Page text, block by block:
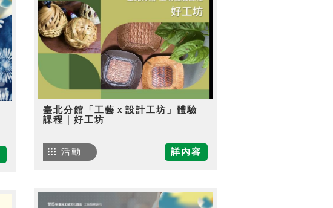
臺北分館「工藝ｘ設計工坊」體驗
課程｜好工坊
詳內容
活動